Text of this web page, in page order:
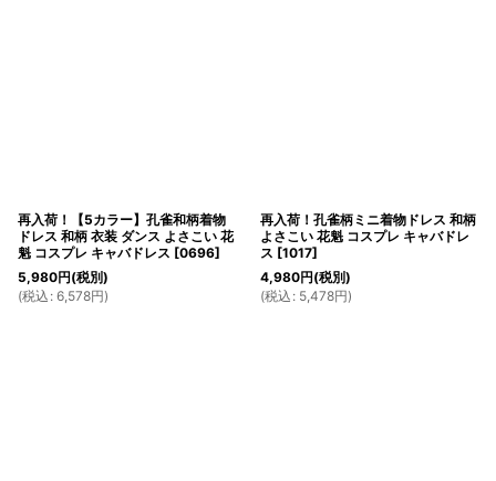
再入荷！【5カラー】孔雀和柄着物
ドレス 和柄 衣装 ダンス よさこい 花
魁 コスプレ キャバドレス [0696]
5,980円(税別)
(税込 : 6,578円)
再入荷！孔雀柄ミニ着物ドレス 和柄
よさこい 花魁 コスプレ キャバドレ
ス [1017]
4,980円(税別)
(税込 : 5,478円)